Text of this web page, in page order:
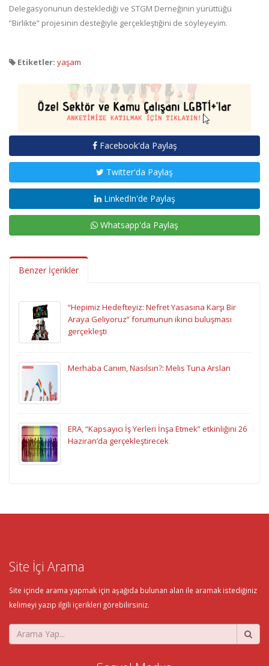
Delegasyonunun desteklediği ve STGM Derneğinin yürüttüğü
“Birlikte” projesinin desteğiyle gerçekleştiğini de söyleyeyim.
Etiketler: yaşam
Facebook'da Paylaş
Twitter'da Paylaş
LinkedIn'de Paylaş
Whatsapp'da Paylaş
Benzer İçerikler
“Hepimiz Hedefteyiz: Nefret Yasasına Karşı Bir
Araya Geliyoruz” forumunun ikinci buluşması
gerçekleşti
Merhaba Canım, Nasılsın?: Melis Tuna Arslan
ERA, “Kapsayıcı İş Yerleri İnşa Etmek” etkinliğini 26
Haziran’da gerçekleştirecek
Site İçi Arama
Site içinde arama yapmak için aşağıda bulunan alan ile aramak istediğiniz
kelimeyi yazıp ilgili içerikleri görebilirsiniz.